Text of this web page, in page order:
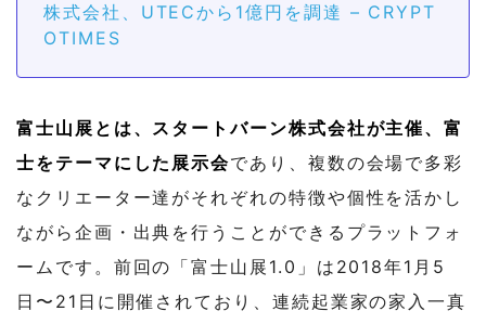
株式会社、UTECから1億円を調達 – CRYPT
OTIMES
富士山展とは、スタートバーン株式会社が主催、富
士をテーマにした展示会であり、複数の会場で多彩
なクリエーター達がそれぞれの特徴や個性を活かし
ながら企画・出典を行うことができるプラットフォ
ームです。前回の「富士山展1.0」は2018年1月5
日〜21日に開催されており、連続起業家の家入一真